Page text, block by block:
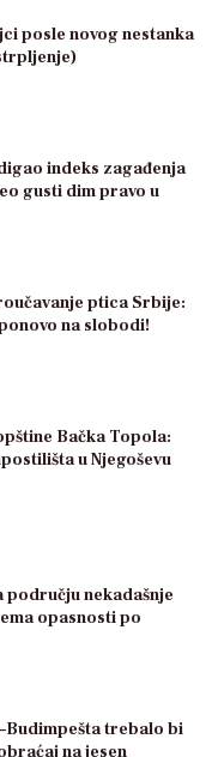
posle novog nestanka
indeks zagađenja
gusti dim pravo u
ptica Srbije:
na slobodi!
Bačka Topola:
u Njegoševu
nekadašnje
opasnosti po
trebalo bi
na jesen